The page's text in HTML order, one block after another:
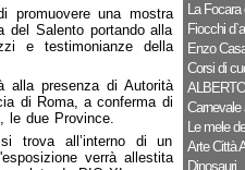
La Focara
Fiocchi
Enzo
Corsi di
Carnevale
Le mele
Arte Città
Dinosauri
promuovere una mostra
del Salento portando alla
e testimonianze della
alla presenza di Autorità
di Roma, a conferma di
le due Province.
trova all’interno di un
verrà allestita